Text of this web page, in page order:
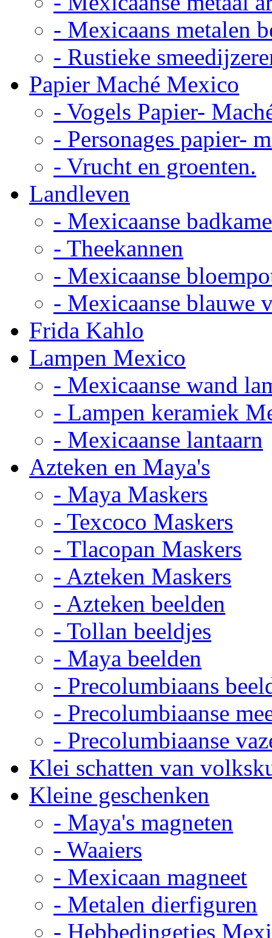
- Mexicaans metalen
- Rustieke
Papier Maché Mexico
- Vogels Papier-
- Personages papier-
- Vrucht en groenten.
Landleven
- Mexicaanse
- Theekannen
- Mexicaanse
- Mexicaanse blauwe
Frida Kahlo
Lampen Mexico
- Mexicaanse wand
- Lampen keramiek
- Mexicaanse lantaarn
Azteken en Maya's
- Maya Maskers
- Texcoco Maskers
- Tlacopan Maskers
- Azteken Maskers
- Azteken beelden
- Tollan beeldjes
- Maya beelden
- Precolumbiaans
- Precolumbiaanse
- Precolumbiaanse
Klei schatten van
Kleine geschenken
- Maya's magneten
- Waaiers
- Mexicaan magneet
- Metalen dierfiguren
- Hebbedingetjes